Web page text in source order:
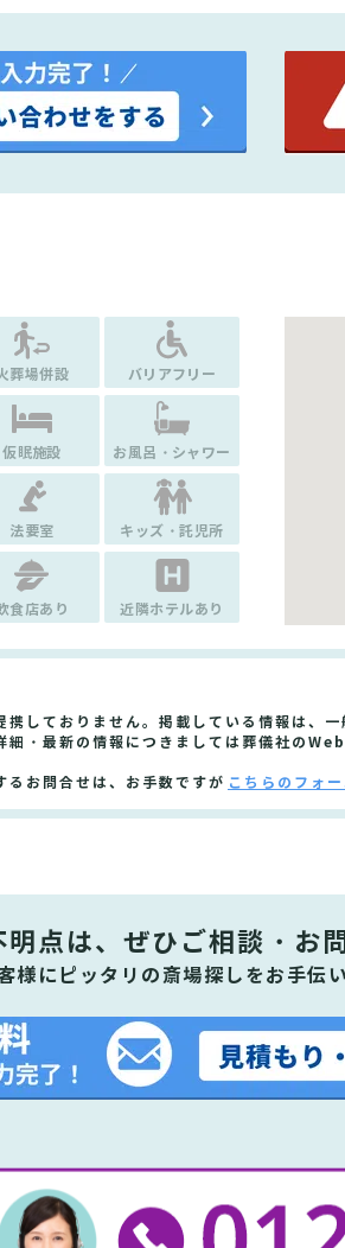
葬場併設 バリアフリー
仮眠施設 お風呂・シャワー
法要室 キッズ・託児所
食店あり 近隣ホテルあり
しておりません。掲載している情報は、
・最新の情報につきましては葬儀社の
るお問合せは、お手数ですが こちらのフォー
明点は、ぜひ ご相談・お
様にピッタリの斎場探しをお手伝